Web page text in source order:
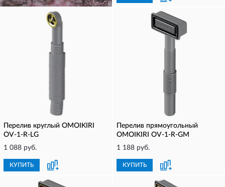
Перелив круглый OMOIKIRI
OV-1-R-LG
1 088 руб.
КУПИТЬ
Перелив прямоугольный
OMOIKIRI OV-1-R-GM
1 188 руб.
КУПИТЬ